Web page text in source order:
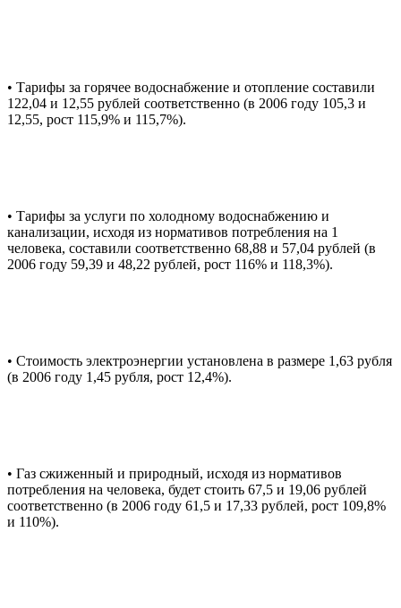
• Тарифы за горячее водоснабжение и отопление составили
122,04 и 12,55 рублей соответственно (в 2006 году 105,3 и
12,55, рост 115,9% и 115,7%).
• Тарифы за услуги по холодному водоснабжению и
канализации, исходя из нормативов потребления на 1
человека, составили соответственно 68,88 и 57,04 рублей (в
2006 году 59,39 и 48,22 рублей, рост 116% и 118,3%).
• Стоимость электроэнергии установлена в размере 1,63 рубля
(в 2006 году 1,45 рубля, рост 12,4%).
• Газ сжиженный и природный, исходя из нормативов
потребления на человека, будет стоить 67,5 и 19,06 рублей
соответственно (в 2006 году 61,5 и 17,33 рублей, рост 109,8%
и 110%).